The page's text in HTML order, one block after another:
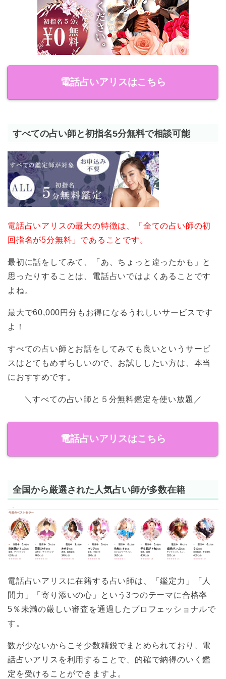
電話占いアリスはこちら
すべての占い師と初指名5分無料で相談可能
電話占いアリスの最大の特徴は、「全ての占い師の初
回指名が5分無料」であることです。
最初に話をしてみて、「あ、ちょっと違ったかも」と
思ったりすることは、電話占いではよくあることです
よね。
最大で60,000円分もお得になるうれしいサービスです
よ！
すべての占い師とお話をしてみても良いというサービ
スはとてもめずらしいので、お試ししたい方は、本当
におすすめです。
＼すべての占い師と５分無料鑑定を使い放題／
電話占いアリスはこちら
全国から厳選された人気占い師が多数在籍
電話占いアリスに在籍する占い師は、「鑑定力」「人
間力」「寄り添いの心」という3つのテーマに合格率
5％未満の厳しい審査を通過したプロフェッショナルで
す。
数が少ないからこそ少数精鋭でまとめられており、電
話占いアリスを利用することで、的確で納得のいく鑑
定を受けることができますよ。